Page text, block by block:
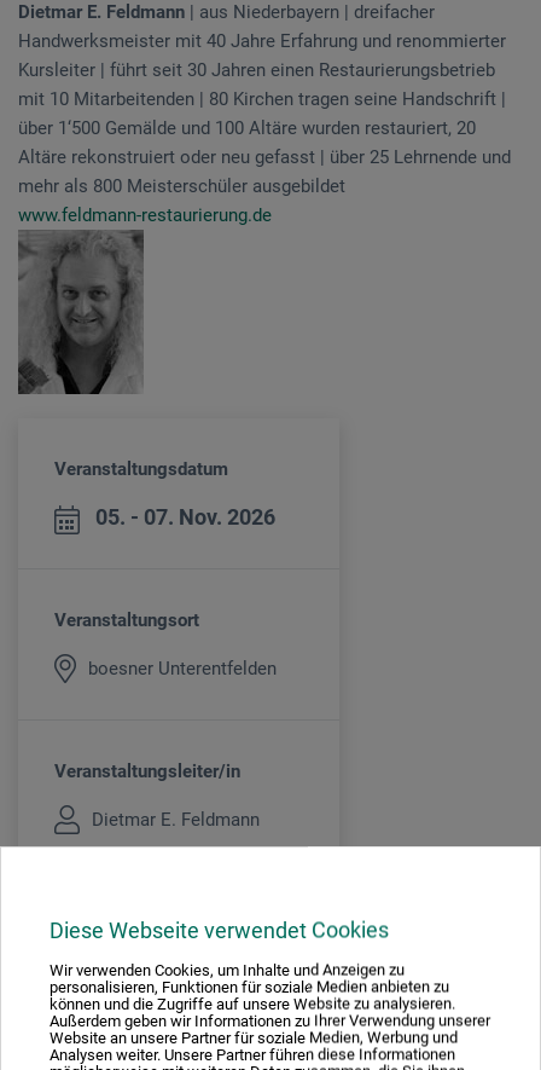
Diese Webseite verwendet Cookies
Wir verwenden Cookies, um Inhalte und Anzeigen zu
personalisieren, Funktionen für soziale Medien anbieten zu
können und die Zugriffe auf unsere Website zu analysieren.
Außerdem geben wir Informationen zu Ihrer Verwendung unserer
Website an unsere Partner für soziale Medien, Werbung und
Analysen weiter. Unsere Partner führen diese Informationen
Dietmar E. Feldmann | aus Niederbayern | dreifacher
Handwerksmeister mit 40 Jahre Erfahrung und renommierter
Kursleiter | führt seit 30 Jahren einen Restaurierungsbetrieb
mit 10 Mitarbeitenden | 80 Kirchen tragen seine Handschrift |
über 1‘500 Gemälde und 100 Altäre wurden restauriert, 20
Altäre rekonstruiert oder neu gefasst | über 25 Lehrnende und
mehr als 800 Meisterschüler ausgebildet
www.feldmann-restaurierung.de
Veranstaltungsdatum
05. - 07. Nov. 2026
Veranstaltungsort
boesner Unterentfelden
Veranstaltungsleiter/in
Dietmar E. Feldmann
Kursgebühr
600 CHF
EXKL. MATERIAL